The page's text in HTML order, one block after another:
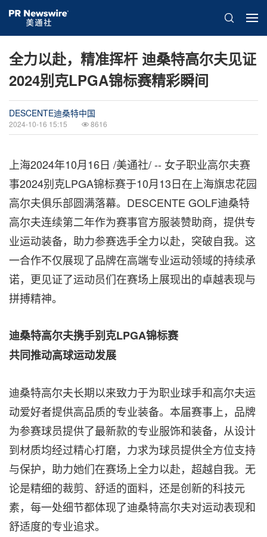
全力以赴，精准挥杆 迪桑特高尔夫见证
2024别克LPGA锦标赛精彩瞬间
DESCENTE迪桑特中国
2024-10-16 15:15 8616
上海2024年10月16日 /美通社/ -- 女子职业高尔夫赛
事2024别克LPGA锦标赛于10月13日在上海旗忠花园
高尔夫俱乐部圆满落幕。DESCENTE GOLF迪桑特
高尔夫连续第二年作为赛事官方服装赞助商，提供专
业运动装备，助力参赛选手全力以赴，突破自我。这
一合作不仅展现了品牌在高端专业运动领域的持续承
诺，更见证了运动员们在赛场上展现出的卓越表现与
拼搏精神。
迪桑特高尔夫携手别克LPGA锦标赛
共同推动高球运动发展
迪桑特高尔夫长期以来致力于为职业球手和高尔夫运
动爱好者提供高品质的专业装备。本届赛事上，品牌
为参赛球员提供了最新款的专业服饰和装备，从设计
到材质均经过精心打磨，力求为球员提供全方位支持
与保护，助力她们在赛场上全力以赴，超越自我。无
论是精细的裁剪、舒适的面料，还是创新的科技元
素，每一处细节都体现了迪桑特高尔夫对运动表现和
舒适度的专业追求。